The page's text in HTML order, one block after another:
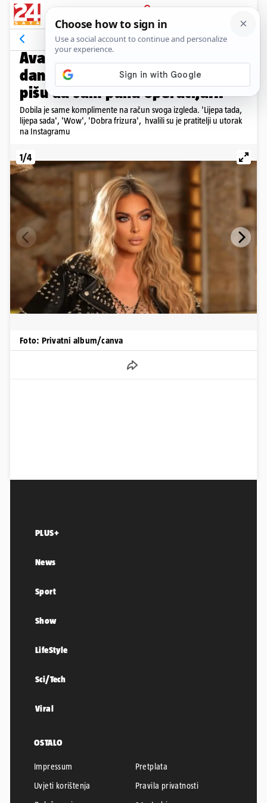
PRIJAVA
Galerija Komentari
ODGOVORILA HEJTERIMA
Ava je pokazala fotku iz mlađih
dana: 'Dosta mi je onih koji mi
pišu da sam puna operacija...'
Dobila je same komplimente na račun svoga izgleda. 'Lijepa tada,
lijepa sada', 'Wow', 'Dobra frizura', hvalili su je pratitelji u utorak
na Instagramu
1/4
Foto: Privatni album/canva
PLUS+
News
Sport
Show
LifeStyle
Sci/Tech
Viral
OSTALO
Impressum
Pretplata
Uvjeti korištenja
Pravila privatnosti